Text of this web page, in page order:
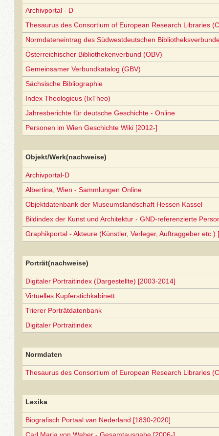
Archivportal - D
Thesaurus des Consortium of European Research Libraries
Normdateneintrag des Südwestdeutschen
Österreichischer Bibliothekenverbund (OBV)
Gemeinsamer Verbundkatalog (GBV)
Sächsische Bibliographie
Index Theologicus (IxTheo)
Jahresberichte für deutsche Geschichte - Online
Personen im Wien Geschichte Wiki [2012-]
Objekt/Werk(nachweise)
Archivportal-D
Albertina, Wien - Sammlungen Online
Objektdatenbank der Museumslandschaft Hessen Kassel
Bildindex der Kunst und Architektur - GND-referenzierte
Graphikportal - Akteure (Künstler, Verleger, Auftraggeber etc.)
Porträt(nachweise)
Digitaler Portraitindex (Dargestellte) [2003-2014]
Virtuelles Kupferstichkabinett
Trierer Porträtdatenbank
Digitaler Portraitindex
Normdaten
Thesaurus des Consortium of European Research Libraries
Lexika
Biografisch Portaal van Nederland [1830-2020]